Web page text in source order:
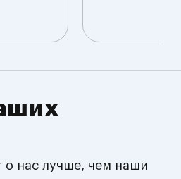
о нас лучше, чем наши